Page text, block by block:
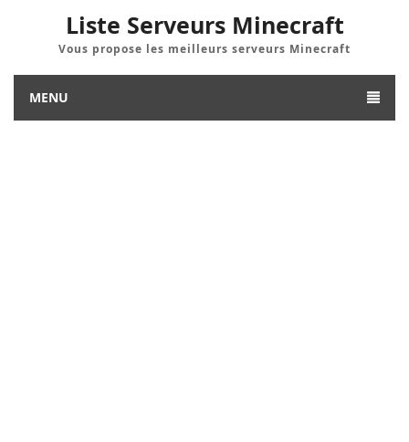
Liste Serveurs Minecraft
Vous propose les meilleurs serveurs Minecraft
MENU